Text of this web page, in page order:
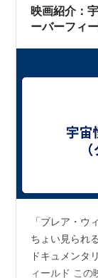
映画紹介：
ーバーフィー
「ブレア・ウ
ちょい見られ
ドキュメンタ
ィールド この